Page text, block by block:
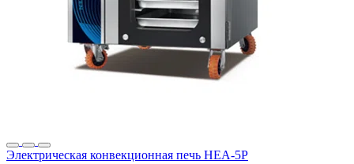
Электрическая конвекционная печь HEA-5P